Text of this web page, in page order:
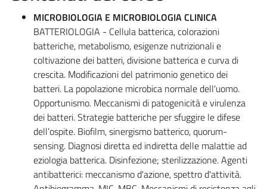
MICROBIOLOGIA E MICROBIOLOGIA CLINICA
BATTERIOLOGIA - Cellula batterica, colorazioni
batteriche, metabolismo, esigenze nutrizionali e
coltivazione dei batteri, divisione batterica e curva di
crescita. Modificazioni del patrimonio genetico dei
batteri. La popolazione microbica normale dell'uomo.
Opportunismo. Meccanismi di patogenicità e virulenza
dei batteri. Strategie batteriche per sfuggire le difese
dell’ospite. Biofilm, sinergismo batterico, quorum-
sensing. Diagnosi diretta ed indiretta delle malattie ad
eziologia batterica. Disinfezione; sterilizzazione. Agenti
antibatterici: meccanismo d'azione, spettro d'attività.